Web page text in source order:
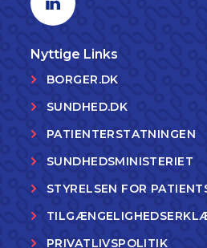
Nyttige Links
BORGER.DK
SUNDHED.DK
PATIENTERSTATNINGEN
SUNDHEDSMINISTERIET
STYRELSEN FOR
PRIVATLIVSPOLITIK